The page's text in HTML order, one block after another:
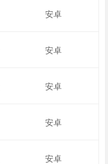
安卓
安卓
安卓
安卓
安卓